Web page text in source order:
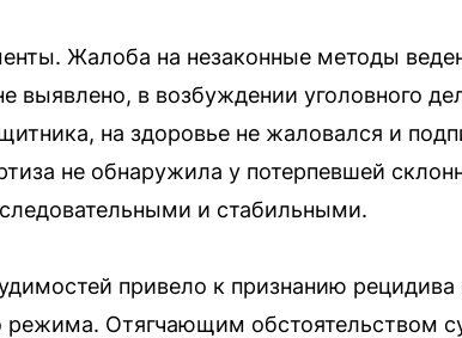
Жалоба на незаконные методы
выявлено, в возбуждении уголовного
на здоровье не жаловался и
не обнаружила у потерпевшей
и стабильными.
привело к признанию
Отягчающим обстоятельством